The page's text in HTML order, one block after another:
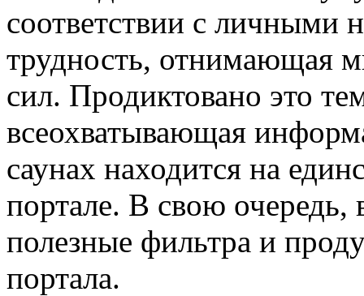
соответствии с личными
трудность, отнимающая
сил. Продиктовано это
всеохватывающая
саунах находится на
портале. В свою очередь,
полезные фильтра и
портала.